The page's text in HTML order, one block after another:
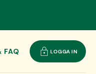
LOGGA IN
FAQ